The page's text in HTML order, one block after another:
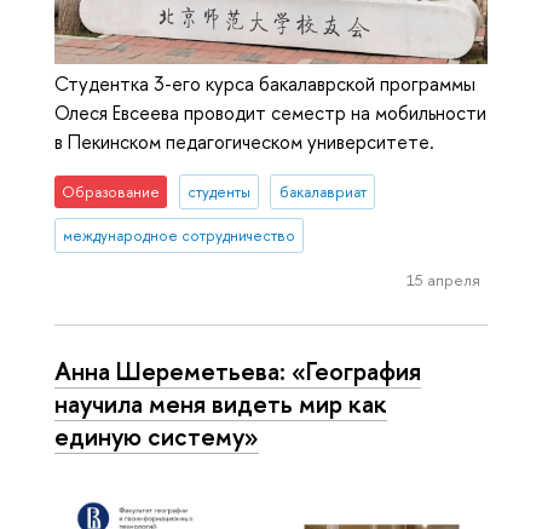
Студентка 3-его курса бакалаврской программы
Олеся Евсеева проводит семестр на мобильности
в Пекинском педагогическом университете.
Образование студенты бакалавриат
международное сотрудничество
15 апреля
Анна Шереметьева: «География
научила меня видеть мир как
единую систему»